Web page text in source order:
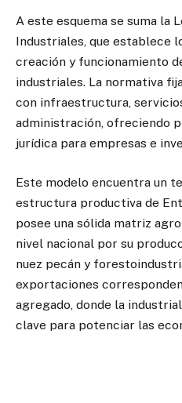
A este esquema se suma la
Industriales, que establece
creación y funcionamiento
industriales. La normativa
con infraestructura,
administración, ofreciendo
jurídica para empresas e
Este modelo encuentra un
estructura productiva de
posee una sólida matriz
nivel nacional por su
nuez pecán y
exportaciones
agregado, donde la
clave para potenciar las